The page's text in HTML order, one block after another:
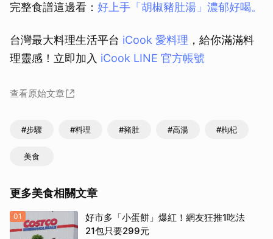
完整食譜這邊看： 好上手「胡椒豬肚湯」濃郁好喝。
台灣最大料理生活平台 iCook 愛料理 ，給你滿滿料
理靈感！立即加入 iCook LINE 官方帳號
查看原始文章
#步驟 #料理 #豬肚 #高湯 #枸杞
美食
更多美食相關文章
01
好市多「小蛋餅」爆紅！網友狂推1吃法
21包只要299元